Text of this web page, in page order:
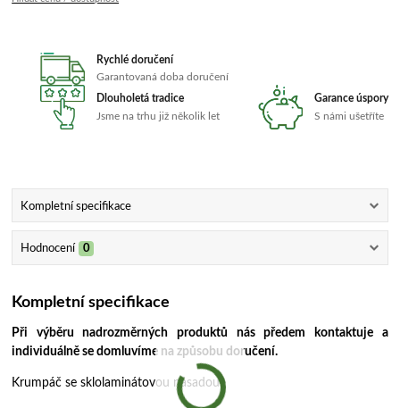
Rychlé doručení
Garantovaná doba doručení
Dlouholetá tradice
Jsme na trhu již několik let
Garance úspory
S námi ušetříte
Kompletní specifikace
Hodnocení 0
Kompletní specifikace
Při výběru nadrozměrných produktů nás předem kontaktuje a
individuálně se domluvíme na způsobu doručení.
Krumpáč se sklolaminátovou násadou.